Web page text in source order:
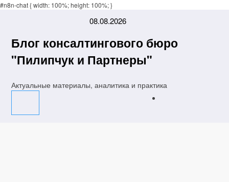
Padişahbetonline casinosonline casinos
#n8n-chat { width: 100%; height: 100%; }
08.08.2026
Блог консалтингового бюро
"Пилипчук и Партнеры"
Актуальные материалы, аналитика и практика